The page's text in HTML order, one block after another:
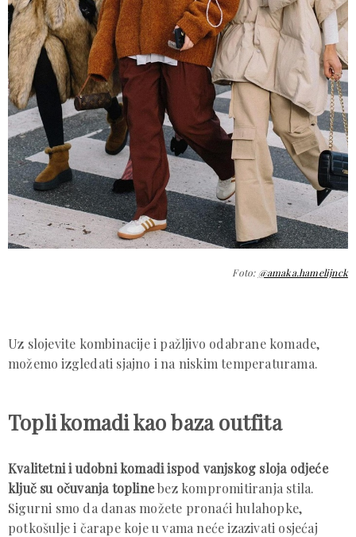
Foto: @amaka.hamelijnck
Uz slojevite kombinacije i pažljivo odabrane komade,
možemo izgledati sjajno i na niskim temperaturama.
Topli komadi kao baza outfita
Kvalitetni i udobni komadi ispod vanjskog sloja odjeće
ključ su očuvanja toplinebez kompromitiranja stila.
Sigurni smo da danas možete pronaći hulahopke,
potkošulje i čarape koje u vama neće izazivati osjećaj